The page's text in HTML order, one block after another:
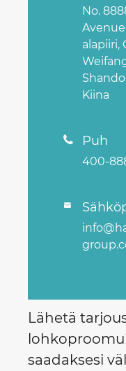
No.
alapiiri,
Kiina
 Puh
400-

Lähetä
saadaksesi